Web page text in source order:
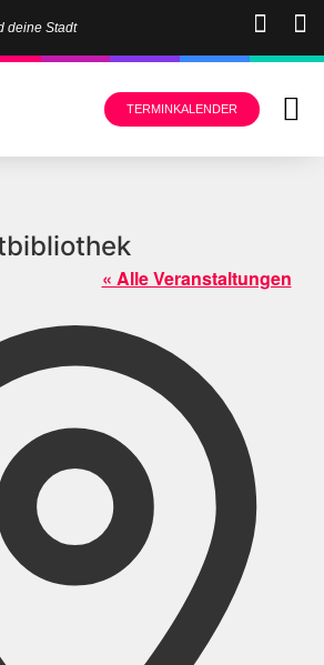
deine Stadt
TERMINKALENDER
« Alle Veranstaltungen